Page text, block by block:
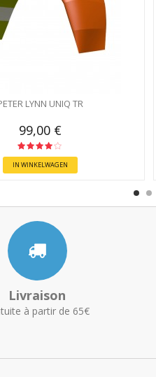
LYNN UNIQ TR
99,00 €
IN WINKELWAGEN
Livraison
à partir de 65€